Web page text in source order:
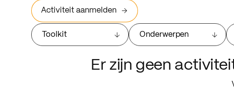
Activiteit aanmelden
Toolkit Onderwerpen
Er zijn geen